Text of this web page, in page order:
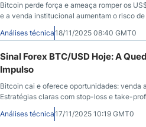
Bitcoin perde força e ameaça romper os
e a venda institucional aumentam o risco
Análises técnica18/11/2025 08:40 GMT0
Sinal Forex BTC/USD Hoje: A
Impulso
Bitcoin cai e oferece oportunidades: venda
Estratégias claras com stop-loss e take-
Análises técnica17/11/2025 10:19 GMT0